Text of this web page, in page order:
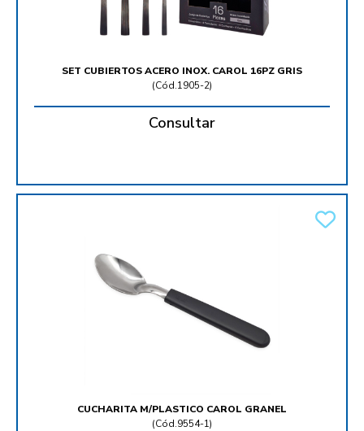
SET CUBIERTOS ACERO INOX. CAROL 16PZ GRIS
(Cód.1905-2)
Consultar
CUCHARITA M/PLASTICO CAROL GRANEL
(Cód.9554-1)